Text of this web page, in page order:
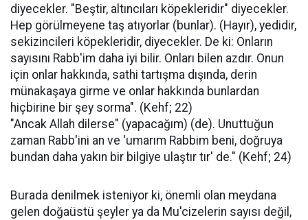
diyecekler. "Beştir, altıncıları köpekleridir" diyecekler.
Hep görülmeyene taş atıyorlar (bunlar). (Hayır), yedidir,
sekizincileri köpekleridir, diyecekler. De ki: Onların
sayısını Rabb'im daha iyi bilir. Onları bilen azdır. Onun
için onlar hakkında, sathi tartışma dışında, derin
münakaşaya girme ve onlar hakkında bunlardan
hiçbirine bir şey sorma". (Kehf; 22)
"Ancak Allah dilerse" (yapacağım) (de). Unuttuğun
zaman Rabb'ini an ve 'umarım Rabbim beni, doğruya
bundan daha yakın bir bilgiye ulaştır tır' de." (Kehf; 24)
Burada denilmek isteniyor ki, önemli olan meydana
gelen doğaüstü şeyler ya da Mu'cizelerin sayısı değil,